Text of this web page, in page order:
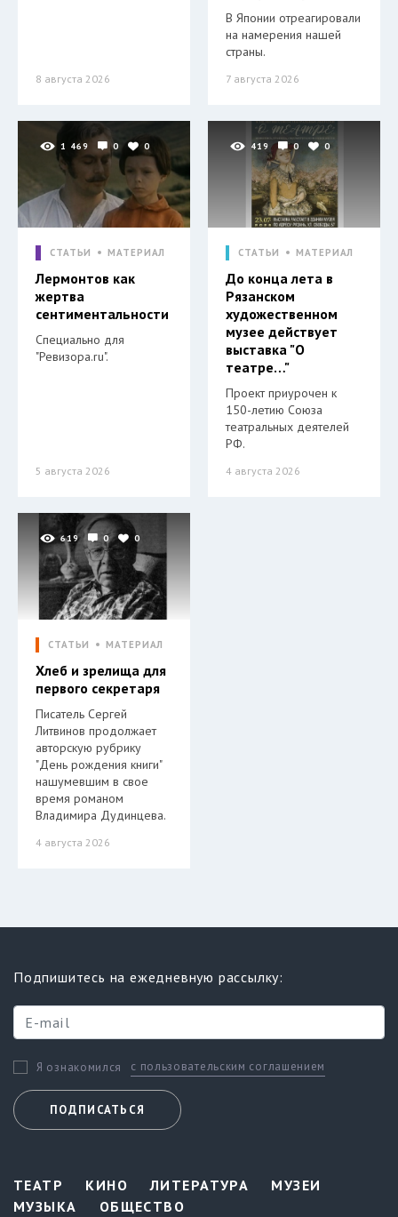
8 августа 2026
В Японии отреагировали
на намерения нашей
страны.
7 августа 2026
1 469 0 0
СТАТЬИ МАТЕРИАЛ
Лермонтов как
жертва
сентиментальности
Специально для
"Ревизора.ru".
5 августа 2026
419 0 0
СТАТЬИ МАТЕРИАЛ
До конца лета в
Рязанском
художественном
музее действует
выставка "О
театре…"
Проект приурочен к
150-летию Союза
театральных деятелей
РФ.
4 августа 2026
619 0 0
СТАТЬИ МАТЕРИАЛ
Хлеб и зрелища для
первого секретаря
Писатель Сергей
Литвинов продолжает
авторскую рубрику
"День рождения книги"
нашумевшим в свое
время романом
Владимира Дудинцева.
4 августа 2026
Подпишитесь на ежедневную рассылку:
Я ознакомился с пользовательским соглашением
ПОДПИСАТЬСЯ
ТЕАТР КИНО ЛИТЕРАТУРА
МУЗЕИ
МУЗЫКА
ОБЩЕСТВО